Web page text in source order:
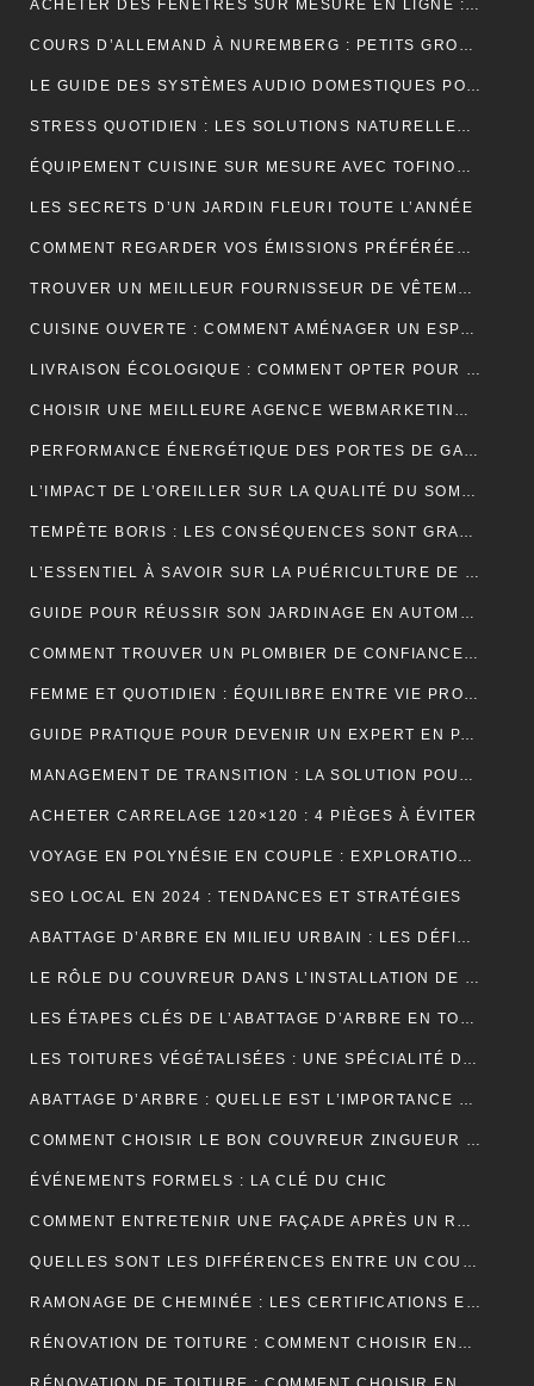
ACHETER DES FENÊTRES SUR MESURE EN LIGNE : GUIDE ET ASTUCES
COURS D’ALLEMAND À NUREMBERG : PETITS GROUPES, PROFESSEURS EXPÉRIMENTÉS, AMBIANCE CONVIVIALE
LE GUIDE DES SYSTÈMES AUDIO DOMESTIQUES POUR LES DÉBUTANTS
STRESS QUOTIDIEN : LES SOLUTIONS NATURELLES POUR RETROUVER VITALITÉ ET BIEN-ÊTRE
ÉQUIPEMENT CUISINE SUR MESURE AVEC TOFINOX MAROC
LES SECRETS D’UN JARDIN FLEURI TOUTE L’ANNÉE
COMMENT REGARDER VOS ÉMISSIONS PRÉFÉRÉES PARTOUT EN FRANCE ?
TROUVER UN MEILLEUR FOURNISSEUR DE VÊTEMENTS TENDANCES POUR VOTRE BOUTIQUE
CUISINE OUVERTE : COMMENT AMÉNAGER UN ESPACE CONVIVIAL ET FONCTIONNEL ?
LIVRAISON ÉCOLOGIQUE : COMMENT OPTER POUR DES SOLUTIONS DE LIVRAISON DURABLES POUR VOS ACHATS EN LIGNE
CHOISIR UNE MEILLEURE AGENCE WEBMARKETING À TOULOUSE : 4 CRITÈRES À CONSIDÉRER
PERFORMANCE ÉNERGÉTIQUE DES PORTES DE GARAGE ENROULABLES : ALUMINIUM, PVC OU ACIER ?
L’IMPACT DE L’OREILLER SUR LA QUALITÉ DU SOMMEIL : CE QUE VOUS DEVEZ SAVOIR POUR OPTIMISER VOTRE REPOS
TEMPÊTE BORIS : LES CONSÉQUENCES SONT GRAVES DANS CERTAINS PAYS EUROPÉENS
L’ESSENTIEL À SAVOIR SUR LA PUÉRICULTURE DE L’ENFANT
GUIDE POUR RÉUSSIR SON JARDINAGE EN AUTOMNE
COMMENT TROUVER UN PLOMBIER DE CONFIANCE À BORDEAUX ?
FEMME ET QUOTIDIEN : ÉQUILIBRE ENTRE VIE PROFESSIONNELLE ET PERSONNELLE
GUIDE PRATIQUE POUR DEVENIR UN EXPERT EN PARIS ET EN JEUX
MANAGEMENT DE TRANSITION : LA SOLUTION POUR RÉUSSIR LES TRANSFORMATIONS COMPLEXES EN ENTREPRISE
ACHETER CARRELAGE 120×120 : 4 PIÈGES À ÉVITER
VOYAGE EN POLYNÉSIE EN COUPLE : EXPLORATION DE SES PLUS BELLES ÎLES
SEO LOCAL EN 2024 : TENDANCES ET STRATÉGIES
ABATTAGE D’ARBRE EN MILIEU URBAIN : LES DÉFIS SPÉCIFIQUES
LE RÔLE DU COUVREUR DANS L’INSTALLATION DE PANNEAUX SOLAIRES
LES ÉTAPES CLÉS DE L’ABATTAGE D’ARBRE EN TOUTE SÉCURITÉ
LES TOITURES VÉGÉTALISÉES : UNE SPÉCIALITÉ DU COUVREUR
ABATTAGE D’ARBRE : QUELLE EST L’IMPORTANCE DE L’ASSURANCE ?
COMMENT CHOISIR LE BON COUVREUR ZINGUEUR POUR VOTRE PROJET ?
ÉVÉNEMENTS FORMELS : LA CLÉ DU CHIC
COMMENT ENTRETENIR UNE FAÇADE APRÈS UN RAVALEMENT PROJETÉ ?
QUELLES SONT LES DIFFÉRENCES ENTRE UN COURS DE PIANO À DOMICILE ET CHEZ UN PROFESSEUR ?
RAMONAGE DE CHEMINÉE : LES CERTIFICATIONS ET LABELS À CONNAÎTRE
RÉNOVATION DE TOITURE : COMMENT CHOISIR ENTRE LES DIFFÉRENTS TYPES D’ISOLANTS ?